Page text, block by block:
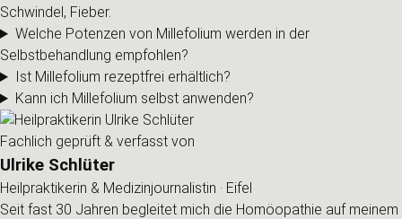
Schwindel, Fieber.
Welche Potenzen von Millefolium werden in der
Selbstbehandlung empfohlen?
Ist Millefolium rezeptfrei erhältlich?
Kann ich Millefolium selbst anwenden?
Fachlich geprüft & verfasst von
Ulrike Schlüter
Heilpraktikerin & Medizinjournalistin · Eifel
Seit fast 30 Jahren begleitet mich die Homöopathie auf meinem